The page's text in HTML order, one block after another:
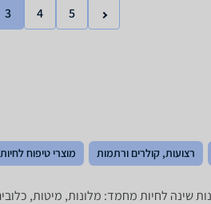
3 4 5
רצועות, קולרים ורתמות מוצרי טיפוח לחיות